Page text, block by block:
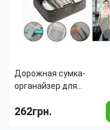
Дорожная сумка-
органайзер для
принадлежностей и
аксессуаров, Travel
262грн.